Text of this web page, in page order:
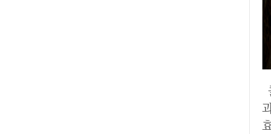
콜라겐 체내흡